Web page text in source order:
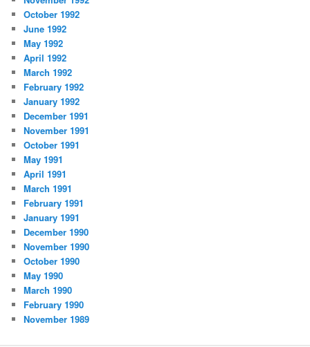
October 1992
June 1992
May 1992
April 1992
March 1992
February 1992
January 1992
December 1991
November 1991
October 1991
May 1991
April 1991
March 1991
February 1991
January 1991
December 1990
November 1990
October 1990
May 1990
March 1990
February 1990
November 1989